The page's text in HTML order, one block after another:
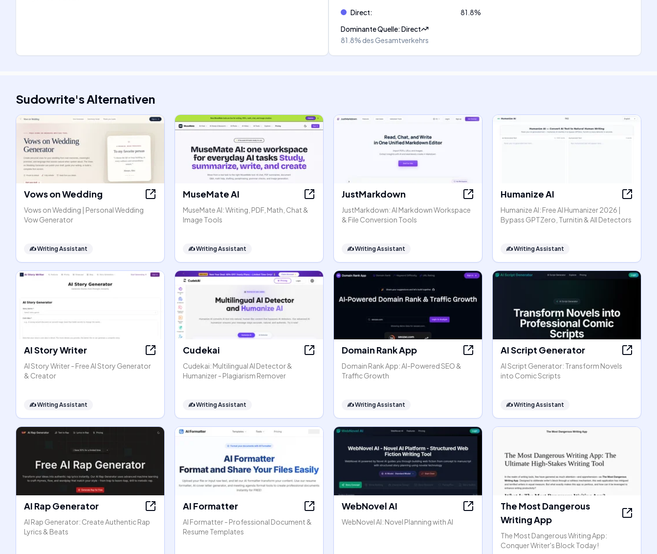
Direct: 81.8%
Dominante Quelle:Direct
81.8% des Gesamtverkehrs
Sudowrite'sAlternativen
Vows on Wedding
Vows on Wedding | Personal Wedding
Vow Generator
✍️Writing Assistant
MuseMate AI
MuseMate AI: Writing, PDF, Math, Chat &
Image Tools
✍️Writing Assistant
JustMarkdown
JustMarkdown: AI Markdown Workspace
& File Conversion Tools
✍️Writing Assistant
Humanize AI
Humanize AI: Free AI Humanizer 2026 |
Bypass GPTZero, Turnitin & All Detectors
✍️Writing Assistant
AI Story Writer
AI Story Writer - Free AI Story Generator
& Creator
✍️Writing Assistant
Cudekai
Cudekai: Multilingual AI Detector &
Humanizer - Plagiarism Remover
✍️Writing Assistant
Domain Rank App
Domain Rank App: AI-Powered SEO &
Traffic Growth
✍️Writing Assistant
AI Script Generator
AI Script Generator: Transform Novels
into Comic Scripts
✍️Writing Assistant
AI Rap Generator
AI Rap Generator: Create Authentic Rap
Lyrics & Beats
AI Formatter
AI Formatter - Professional Document &
Resume Templates
WebNovel AI
WebNovel AI: Novel Planning with AI
The Most Dangerous
Writing App
The Most Dangerous Writing App:
Conquer Writer's Block Today!